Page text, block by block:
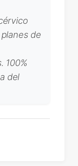
de
100%
del